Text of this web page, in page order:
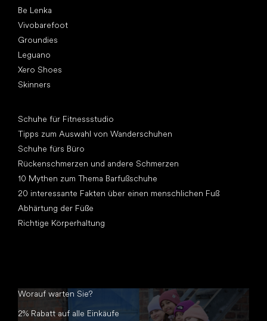
Be Lenka
Vivobarefoot
Groundies
Leguano
Xero Shoes
Skinners
Schuhe für Fitnessstudio
Tipps zum Auswahl von Wanderschuhen
Schuhe fürs Büro
Rückenschmerzen und andere Schmerzen
10 Mythen zum Thema Barfußschuhe
20 interessante Fakten über einen menschlichen Fuß
Abhärtung der Füße
Richtige Körperhaltung
Worauf warten Sie?
2% Rabatt auf alle Einkäufe